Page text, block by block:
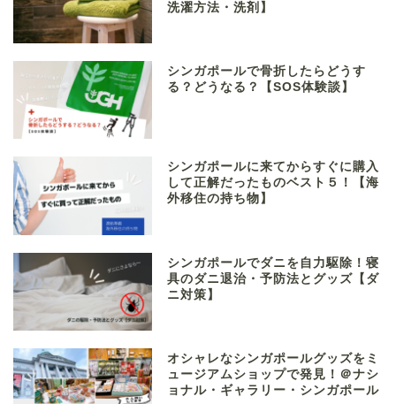
洗濯方法・洗剤】
シンガポールで骨折したらどうす
る？どうなる？【SOS体験談】
シンガポールに来てからすぐに購入
して正解だったものベスト５！【海
外移住の持ち物】
シンガポールでダニを自力駆除！寝
具のダニ退治・予防法とグッズ【ダ
ニ対策】
オシャレなシンガポールグッズをミ
ュージアムショップで発見！＠ナシ
ョナル・ギャラリー・シンガポール